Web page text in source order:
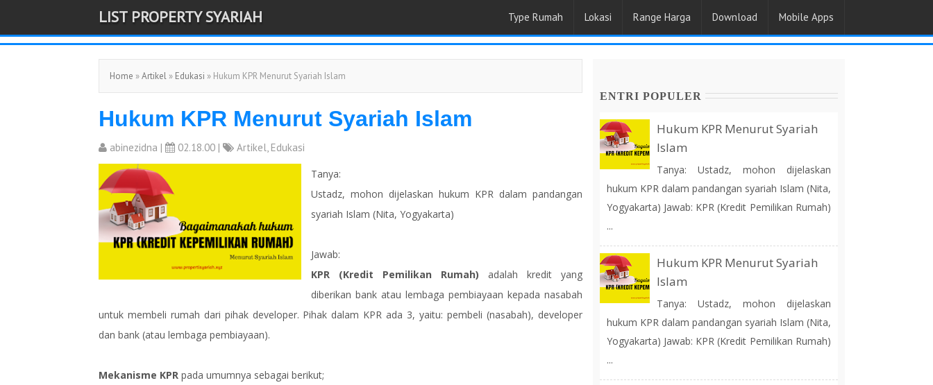
-->
LIST PROPERTY SYARIAH Type Rumah Lokasi Range Harga Download Mobile Apps
Home »Artikel » Edukasi » Hukum KPR Menurut Syariah Islam
Hukum KPR Menurut Syariah Islam
abinezidna | 02.18.00 | Artikel, Edukasi
Tanya:
Ustadz, mohon dijelaskan hukum KPR dalam pandangan
syariah Islam (Nita, Yogyakarta)
Jawab:
KPR (Kredit Pemilikan Rumah) adalah kredit yang
diberikan bank atau lembaga pembiayaan kepada nasabah
untuk membeli rumah dari pihak developer. Pihak dalam KPR ada 3, yaitu: pembeli (nasabah), developer
dan bank (atau lembaga pembiayaan).
Mekanisme KPR pada umumnya sebagai berikut;
ENTRI POPULER
Hukum KPR Menurut Syariah
Islam
Tanya: Ustadz, mohon dijelaskan
hukum KPR dalam pandangan syariah Islam (Nita,
Yogyakarta) Jawab: KPR (Kredit Pemilikan Rumah)
...
Hukum KPR Menurut Syariah
Islam
Tanya: Ustadz, mohon dijelaskan
hukum KPR dalam pandangan syariah Islam (Nita,
Yogyakarta) Jawab: KPR (Kredit Pemilikan Rumah)
...